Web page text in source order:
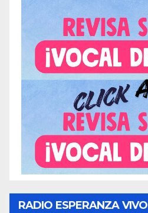
RADIO ESPERANZA VIVO